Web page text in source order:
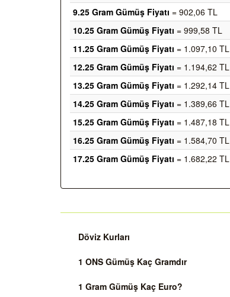
9.25 Gram Gümüş Fiyatı = 902,06 TL
10.25 Gram Gümüş Fiyatı = 999,58 TL
11.25 Gram Gümüş Fiyatı = 1.097,10 TL
12.25 Gram Gümüş Fiyatı = 1.194,62 TL
13.25 Gram Gümüş Fiyatı = 1.292,14 TL
14.25 Gram Gümüş Fiyatı = 1.389,66 TL
15.25 Gram Gümüş Fiyatı = 1.487,18 TL
16.25 Gram Gümüş Fiyatı = 1.584,70 TL
17.25 Gram Gümüş Fiyatı = 1.682,22 TL
Döviz Kurları
1 ONS Gümüş Kaç Gramdır
1 Gram Gümüş Kaç Euro?